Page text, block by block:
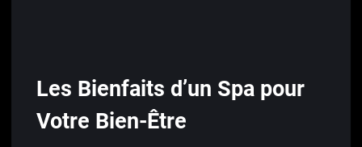
Les Bienfaits d’un Spa pour
Votre Bien-Être